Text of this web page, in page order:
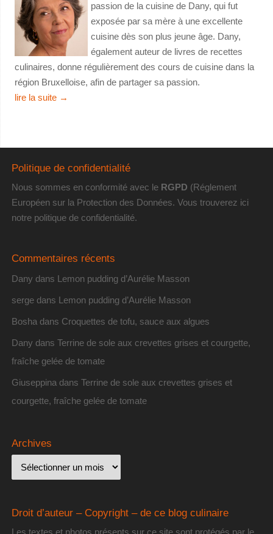
passion de la cuisine de Dany, qui fut
exposée par sa mère à une excellente
cuisine dès son plus jeune âge. Dany,
également auteur de livres de recettes
culinaires, donne régulièrement des cours de cuisine dans la
région Bruxelloise, afin de partager sa passion.
lire la suite →
Politique de confidentialité
Nous sommes en conformité avec le RGPD (Réglement
Européen sur la Protection des Données. Vous trouverez ici
notre politique de confidentialité.
Commentaires récents
Dany dans Lemon pudding d’Aurélie Masson
sergedans Lemon pudding d’Aurélie Masson
Bosha dans Croquettes de tofu, sauce aux algues
Dany dans Terrine de sole aux crevettes grises et courgette,
fraîche gelée de tomate
Giuseppina dans Terrine de sole aux crevettes grises et
courgette, fraîche gelée de tomate
Archives
Droit d’auteur – Copyright – de ce blog culinaire